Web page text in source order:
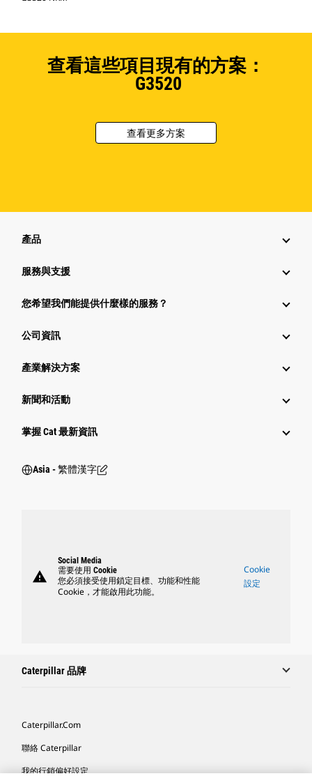
查看這些項目現有的方案：
G3520
查看更多方案
產品
服務與支援
您希望我們能提供什麼樣的服務？
公司資訊
產業解決方案
新聞和活動
掌握 Cat 最新資訊
Asia - 繁體漢字
warning
Social Media
需要使用 Cookie
您必須接受使用鎖定目標、功能和性能
Cookie，才能啟用此功能。
Cookie
設定
Caterpillar 品牌
Caterpillar.com
聯絡 Caterpillar
我的行銷偏好設定